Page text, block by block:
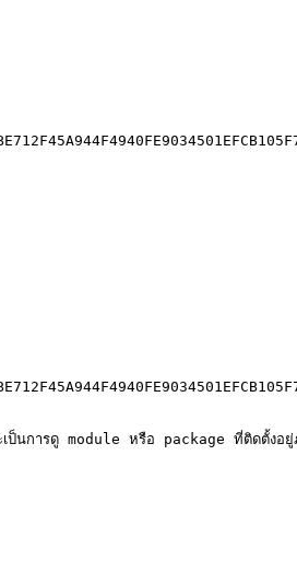
การดู module หรือ package ที่ติดตั้ง